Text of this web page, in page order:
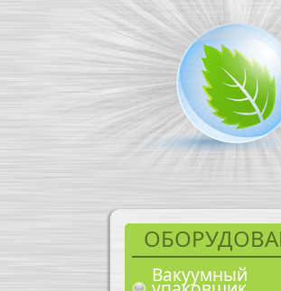
Перейти к основному содержанию
Вакуумный